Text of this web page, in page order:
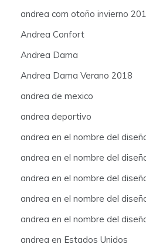
andrea com otoño invierno
Andrea Confort
Andrea Dama
Andrea Dama Verano 2018
andrea de mexico
andrea deportivo
andrea en el nombre del
andrea en el nombre del
andrea en el nombre del
andrea en el nombre del
andrea en el nombre del
andrea en Estados Unidos